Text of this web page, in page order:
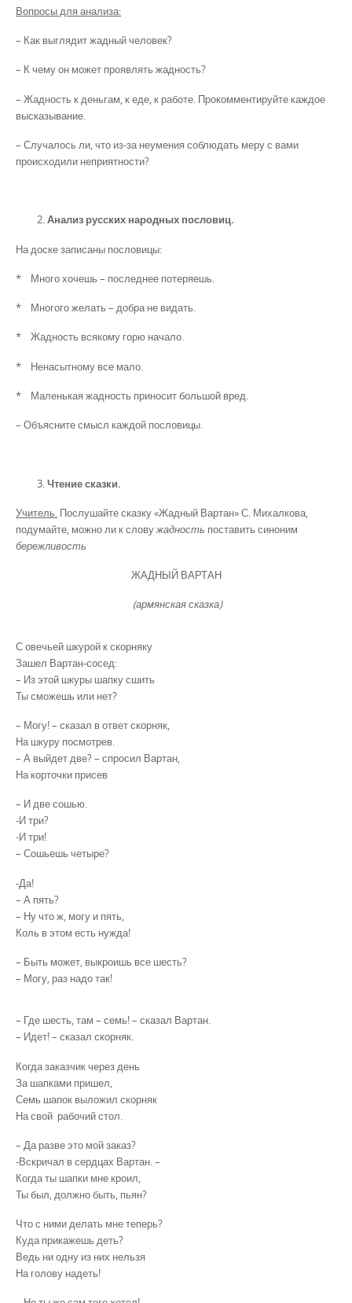
Вопросы для анализа:
– Как выглядит жадный человек?
– К чему он может проявлять жадность?
– Жадность к деньгам, к еде, к работе. Прокомментируйте каждое
высказывание.
– Случалось ли, что из-за неумения соблюдать меру с вами
происходили неприятности?
Анализ русских народных пословиц.
На доске записаны пословицы:
* Много хочешь – последнее потеряешь.
* Многого желать – добра не видать.
* Жадность всякому горю начало.
* Ненасытному все мало.
* Маленькая жадность приносит большой вред.
– Объясните смысл каждой пословицы.
Чтение сказки.
Учитель. Послушайте сказку «Жадный Вартан» С. Михалкова,
подумайте, можно ли к словужадность поставить синоним
бережливость
ЖАДНЫЙ ВАРТАН
(армянская сказка)
С овечьей шкурой к скорняку
Зашел Вартан-сосед:
– Из этой шкуры шапку сшить
Ты сможешь или нет?
– Могу! – сказал в ответ скорняк,
На шкуру посмотрев.
– А выйдет две? – спросил Вартан,
На корточки присев
– И две сошью.
-И три?
-И три!
– Сошьешь четыре?
-Да!
– А пять?
– Ну что ж, могу и пять,
Коль в этом есть нужда!
– Быть может, выкроишь все шесть?
– Могу, раз надо так!
– Где шесть, там – семь! – сказал Вартан.
– Идет! – сказал скорняк.
Когда заказчик через день
За шапками пришел,
Семь шапок выложил скорняк
На свой рабочий стол.
– Да разве это мой заказ?
-Вскричал в сердцах Вартан. –
Когда ты шапки мне кроил,
Ты был, должно быть, пьян?
Что с ними делать мне теперь?
Куда прикажешь деть?
Ведь ни одну из них нельзя
На голову надеть!